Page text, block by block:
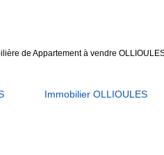
de Appartement à vendre
Immobilier OLLIOULES